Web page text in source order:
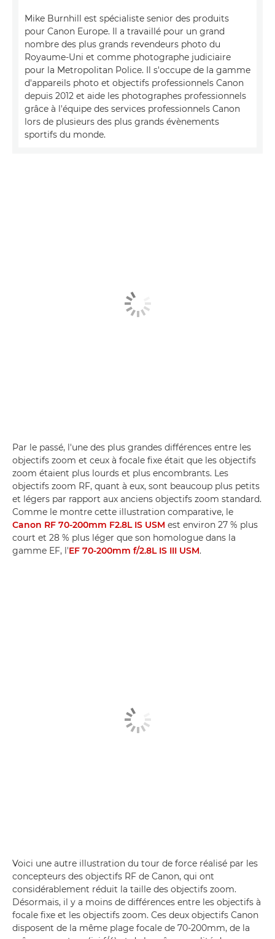
Mike Burnhill est spécialiste senior des produits
pour Canon Europe. Il a travaillé pour un grand
nombre des plus grands revendeurs photo du
Royaume-Uni et comme photographe judiciaire
pour la Metropolitan Police. Il s'occupe de la gamme
d'appareils photo et objectifs professionnels Canon
depuis 2012 et aide les photographes professionnels
grâce à l'équipe des services professionnels Canon
lors de plusieurs des plus grands évènements
sportifs du monde.
Par le passé, l'une des plus grandes différences entre les
objectifs zoom et ceux à focale fixe était que les objectifs
zoom étaient plus lourds et plus encombrants. Les
objectifs zoom RF, quant à eux, sont beaucoup plus petits
et légers par rapport aux anciens objectifs zoom standard.
Comme le montre cette illustration comparative, le
Canon RF 70-200mm F2.8L IS USM est environ 27 % plus
court et 28 % plus léger que son homologue dans la
gamme EF, l'EF 70-200mm f/2.8L IS III USM.
Voici une autre illustration du tour de force réalisé par les
concepteurs des objectifs RF de Canon, qui ont
considérablement réduit la taille des objectifs zoom.
Désormais, il y a moins de différences entre les objectifs à
focale fixe et les objectifs zoom. Ces deux objectifs Canon
disposent de la même plage focale de 70-200mm, de la